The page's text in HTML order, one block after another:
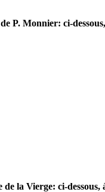
P. Monnier: ci-
de la Vierge: ci-dessous,